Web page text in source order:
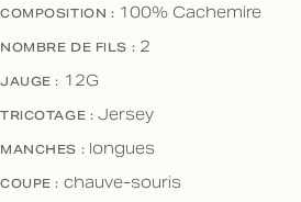
COMPOSITION : 100% Cachemire
NOMBRE DE FILS : 2
JAUGE : 12G
TRICOTAGE : Jersey
MANCHES : longues
COUPE : chauve-souris